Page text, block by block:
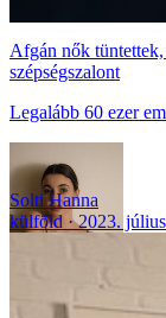
Afgán nők tüntettek,
szépségszalont
Legalább 60 ezer
Solti Hanna
külföld
2023.